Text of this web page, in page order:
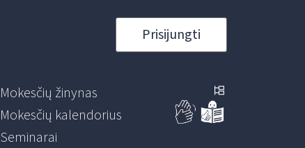
Prisijungti
Mokesčių žinynas
Mokesčių kalendorius
Seminarai